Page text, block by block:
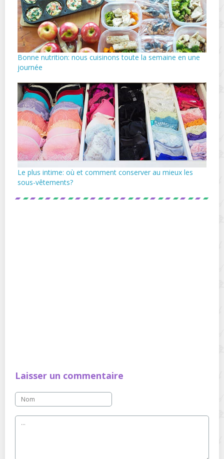
Bonne nutrition: nous cuisinons toute la semaine en une
journée
Le plus intime: où et comment conserver au mieux les
sous-vêtements?
Laisser un commentaire